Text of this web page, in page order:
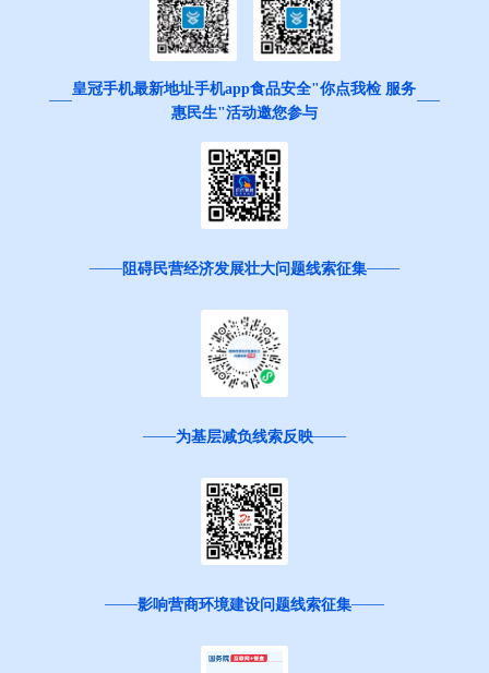
皇冠手机最新地址手机app食品安全"你点我检 服务
惠民生"活动邀您参与
阻碍民营经济发展壮大问题线索征集
为基层减负线索反映
影响营商环境建设问题线索征集